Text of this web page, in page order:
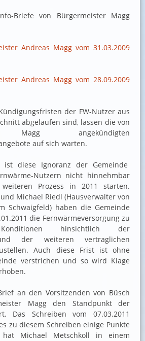
Briefe von Bürgermeister Magg
Andreas Magg vom 31.03.2009
Andreas Magg vom 28.09.2009
der FW-Nutzer aus
abgelaufen sind, lassen die von
Magg angekündigten
auf sich warten.
ist diese Ignoranz der Gemeinde
Nutzern nicht hinnehmbar
Prozess in 2011 starten.
Michael Riedl (Hausverwalter von
Schwaigfeld) haben die Gemeinde
die Fernwärmeversorgung zu
hinsichtlich der
der weiteren vertraglichen
Auch diese Frist ist ohne
verstrichen und so wird Klage
an den Vorsitzenden von Büsch
Magg den Standpunkt der
Das Schreiben vom 07.03.2011
zu diesem Schreiben einige Punkte
hat Michael Metschkoll in einem